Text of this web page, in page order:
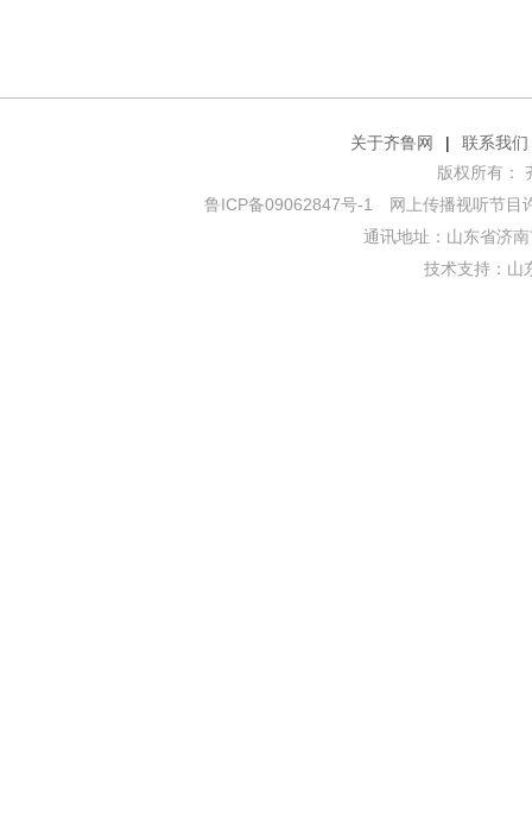
关于齐鲁网 |
联系我们
版权所有：
鲁ICP备09062847号-1
网上传播视听节目
通讯地址：山东省济
技术支持： 山